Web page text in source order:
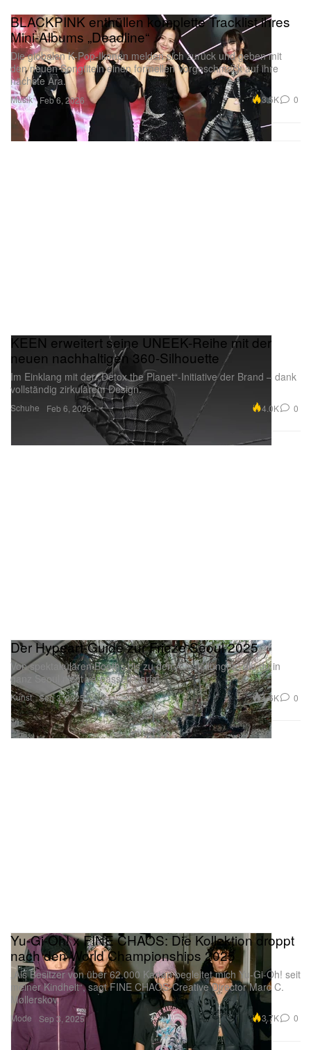
Musik
BLACKPINK enthüllen komplette Tracklist ihres
Mini-Albums „Deadline“
Die globalen K‑Pop-Ikonen melden sich zurück und geben mit
den neuen Songtiteln einen formellen Vorgeschmack auf ihre
nächste Ära.
Feb 6, 2026 3.5K 0
Schuhe
KEEN erweitert seine UNEEK-Reihe mit der
neuen nachhaltigen 360-Silhouette
Im Einklang mit der „Detox the Planet“-Initiative der Brand – dank
vollständig zirkulärem Design.
Feb 6, 2026 4.0K 0
Kunst
Der Hypeart-Guide zur Frieze Seoul 2025
Von spektakulären Booths bis zu den Ausstellungen, die du in
ganz Seoul nicht verpassen darfst.
Sep 3, 2025 1.6K 0
Mode
Yu-Gi-Oh! x FINE CHAOS: Die Kollektion droppt
nach den World Championships 2025
„Als Besitzer von über 62.000 Karten begleitet mich Yu-Gi-Oh! seit
meiner Kindheit“, sagt FINE CHAOS-Creative Director Marc C.
Møllerskov.
Sep 3, 2025 3.7K 0